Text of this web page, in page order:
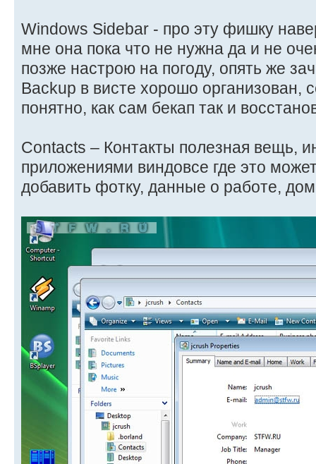
Windows Sidebar - про эту фишку
мне она пока что не нужна да и не
позже настрою на погоду, опять же
Backup в висте хорошо организован,
понятно, как сам бекап так и
Contacts – Контакты полезная вещь,
приложениями виндовсе где это
добавить фотку, данные о работе,